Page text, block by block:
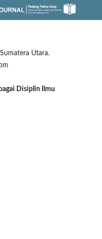
Utara.
Disiplin Ilmu